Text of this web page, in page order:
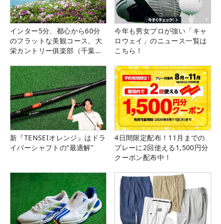
インター5分、都心から60分
のフラットな美観コース。大
栄カントリー俱楽部（千葉
今年も男女プロが強い「キャ
ロウェイ」のニュース一覧は
こちら！
新『TENSEIオレンジ』はドラ
イバーシャフトの“最適解”
4日間限定配布！11月までの
プレーに2回使える1,500円分
クーポン配布中！